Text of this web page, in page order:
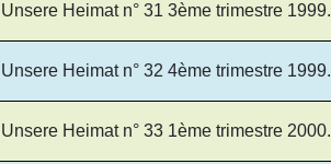
Unsere Heimat n° 31 3ème trimestre 1999.
Unsere Heimat n° 32 4ème trimestre 1999.
Unsere Heimat n° 33 1ème trimestre 2000.